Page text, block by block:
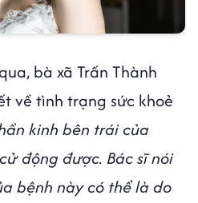
bà xã Trấn Thành
về tình trạng sức khoẻ
kinh bên trái của
động được. Bác sĩ nói
bệnh này có thể là do